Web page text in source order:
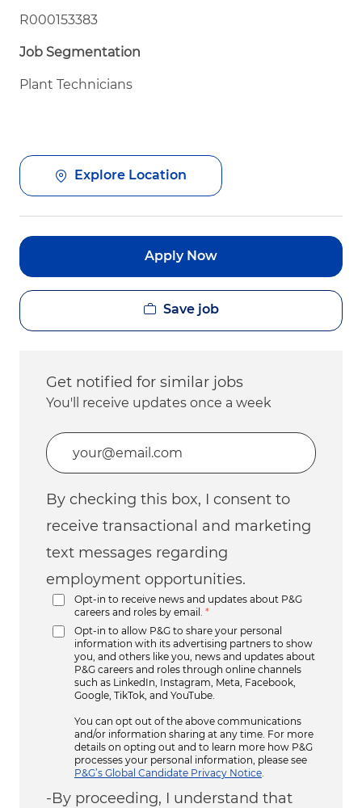
R000153383
Job Segmentation
Plant Technicians
Explore Location
Apply Now
Save job
Get notified for similar jobs
You'll receive updates once a week
Enter Email address (Required)
By checking this box, I consent to
receive transactional and marketing
text messages regarding
employment opportunities.
Opt-in to receive news and updates about P&G
careers and roles by email.
*
Opt-in to allow P&G to share your personal
information with its advertising partners to show
you, and others like you, news and updates about
P&G careers and roles through online channels
such as LinkedIn, Instagram, Meta, Facebook,
Google, TikTok, and YouTube.
You can opt out of the above communications
and/or information sharing at any time. For more
details on opting out and to learn more how P&G
processes your personal information, please see
P&G’s Global Candidate Privacy Notice
-By proceeding, I understand that